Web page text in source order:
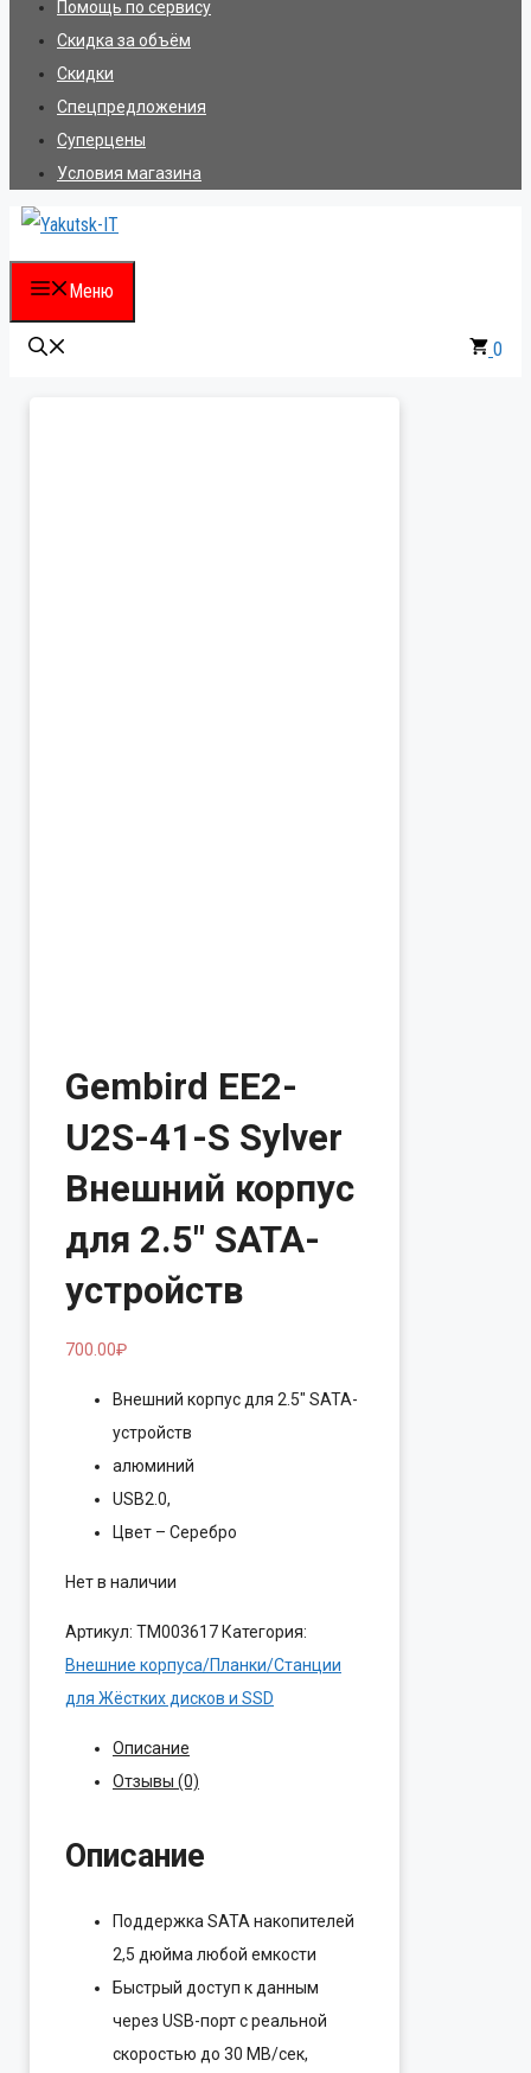
Помощь по сервису
Скидка за объём
Скидки
Спецпредложения
Суперцены
Условия магазина
Меню
0
Gembird EE2-
U2S-41-S Sylver
Внешний корпус
для 2.5″ SATA-
устройств
700.00₽
Внешний корпус для 2.5″ SATA-
устройств
алюминий
USB2.0,
Цвет – Серебро
Нет в наличии
Артикул: ТМ003617 Категория:
Внешние корпуса/Планки/Станции
для Жёстких дисков и SSD
Описание
Отзывы (0)
Описание
Поддержка SATA накопителей
2,5 дюйма любой емкости
Быстрый доступ к данным
через USB-порт с реальной
скоростью до 30 MB/сек,